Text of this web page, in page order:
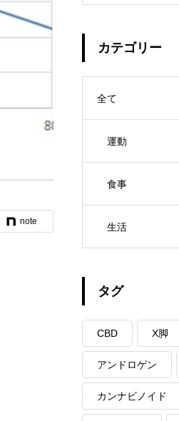
note
カテゴリー
全て
運動
食事
生活
タグ
CBD X脚
アンドロゲン
カンナビノイド